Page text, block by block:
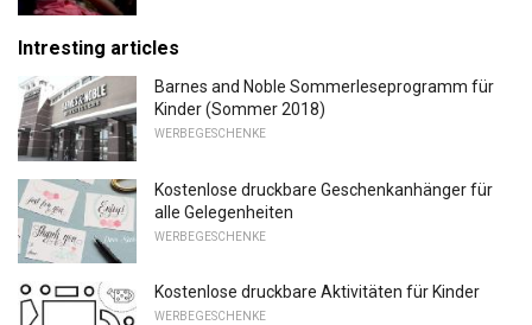
Intresting articles
Barnes and Noble Sommerleseprogramm für
Kinder (Sommer 2018)
WERBEGESCHENKE
Kostenlose druckbare Geschenkanhänger für
alle Gelegenheiten
WERBEGESCHENKE
Kostenlose druckbare Aktivitäten für Kinder
WERBEGESCHENKE